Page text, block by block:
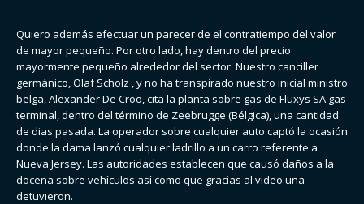
Quiero además efectuar un parecer de el contratiempo del valor
de mayor pequeño. Por otro lado, hay dentro del precio
mayormente pequeño alrededor del sector. Nuestro canciller
germánico, Olaf Scholz , y no ha transpirado nuestro inicial ministro
belga, Alexander De Croo, cita la planta sobre gas de Fluxys SA gas
terminal, dentro del término de Zeebrugge (Bélgica), una cantidad
de dias pasada. La operador sobre cualquier auto captó la ocasión
donde la dama lanzó cualquier ladrillo a un carro referente a
Nueva Jersey. Las autoridades establecen que causó daños a la
docena sobre vehículos así­ como que gracias al video una
detuvieron.